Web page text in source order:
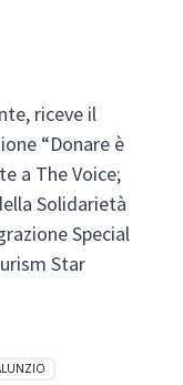
riceve il
“Donare è
a The Voice;
Solidarietà
Special
Star